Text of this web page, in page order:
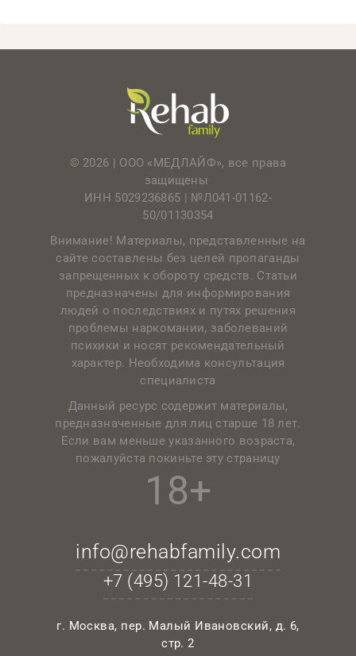
© 2026 | ООО «МЕДЛАЙФ», все права
защищены
ИНН 5029236865 | №Л041-01162-
50/01130354
Внимание! Материалы, представленные на
сайте составлены без целей пропаганды
запрещенных к обороту средств. Статьи
предназначены для информирования
людей о последствиях и путях решения
проблемы наркомании, заболеваний
психики и носят рекомендательный
характер. Необходима консультация
специалиста
Данный ресурс содержит материалы,
предназначенные для лиц старше 18 лет.
Если вам меньше указанного возраста,
пожалуйста покиньте эту страницу
18+
info@rehabfamily.com
+7 (495) 121-48-31
г. Москва, пер. Малый Ивановский, д. 6,
стр. 2